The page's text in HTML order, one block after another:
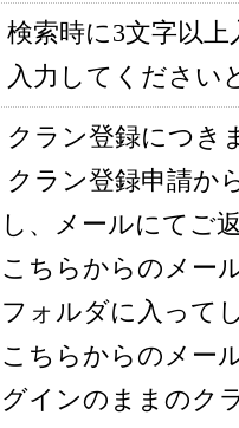
検索時に3文字以
入力してください
クラン登録につき
クラン登録申請か
し、メールにてご
こちらからのメー
フォルダに入って
こちらからのメー
グインのままのク